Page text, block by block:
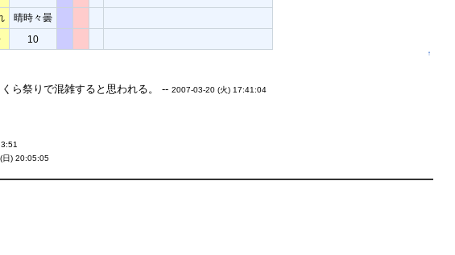
晴時々曇
10
↑
ら祭りで混雑すると思われる。 --2007-03-20 (火) 17:41:04
日) 20:05:05